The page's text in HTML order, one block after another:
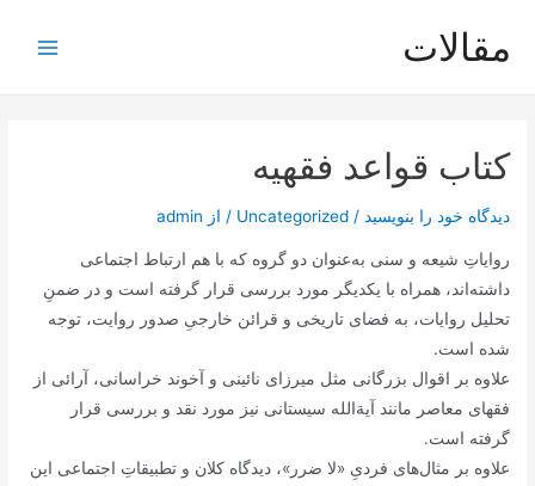
مقالات
کتاب قواعد فقهیه
دیدگاه‌ خود را بنویسید /
Uncategorized / از admin
روایاتِ شیعه و سنی به‌عنوان دو گروه که با هم ارتباط اجتماعی
داشته‌‌اند، همراه با یکدیگر مورد بررسی قرار گرفته است و در ضمنِ
تحلیل روایات، به فضای تاریخی و قرائن خارجیِ صدور روایت، توجه
شده است.
علاوه بر اقوال بزرگانی مثل میرزای نائینی و آخوند خراسانی، آرائی از
فقهای معاصر مانند آیةالله سیستانی نیز مورد نقد و بررسی قرار
گرفته است.
علاوه بر مثال‌های فردیِ «لا ضرر»، دیدگاه کلان و تطبیقاتِ اجتماعی این